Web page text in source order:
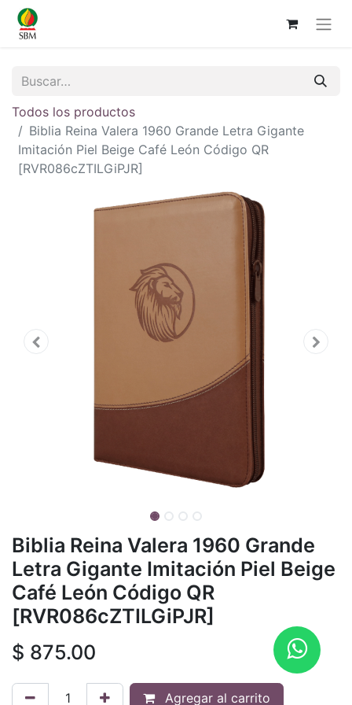
Todos los productos
Biblia Reina Valera 1960 Grande Letra Gigante
Imitación Piel Beige Café León Código QR
[RVR086cZTILGiPJR]
Biblia Reina Valera 1960 Grande
Letra Gigante Imitación Piel Beige
Café León Código QR
[RVR086cZTILGiPJR]
$ 875.00
Agregar al carrito